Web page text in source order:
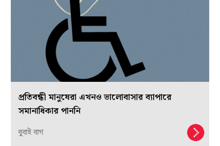
প্রতিবন্ধী মানুষেরা এখনও ভালোবাসার ব্যাপারে
সমানাধিকার পাননি
বুবাই বাগ